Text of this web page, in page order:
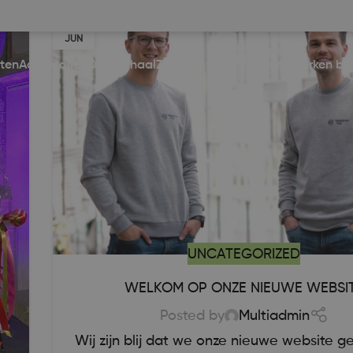
accessoires ons verhaal werken bij
JUN
UNCATEGORIZED
WELKOM OP ONZE NIEUWE
Posted by
Multiadmin
Wij zijn blij dat we onze nieuwe website